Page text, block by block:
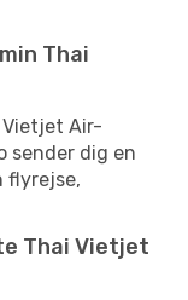
Thai
Vietjet Air-
sender dig en
flyrejse,
Thai Vietjet